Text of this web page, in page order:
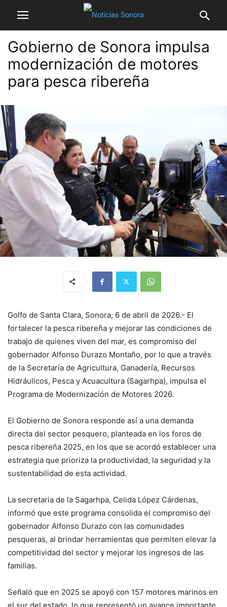
Gobierno de Sonora impulsa
modernización de motores
para pesca ribereña
Golfo de Santa Clara, Sonora; 6 de abril de 2026.- El
fortalecer la pesca ribereña y mejorar las condiciones de
trabajo de quienes viven del mar, es compromiso del
gobernador Alfonso Durazo Montaño, por lo que a través
de la Secretaría de Agricultura, Ganadería, Recursos
Hidráulicos, Pesca y Acuacultura (Sagarhpa), impulsa el
Programa de Modernización de Motores 2026.
El Gobierno de Sonora responde así a una demanda
directa del sector pesquero, planteada en los foros de
pesca ribereña 2025, en los que se acordó establecer una
estrategia que prioriza la productividad, la seguridad y la
sustentabilidad de esta actividad.
La secretaria de la Sagarhpa, Celida López Cárdenas,
informó que este programa consolida el compromiso del
gobernador Alfonso Durazo con las comunidades
pesqueras, al brindar herramientas que permiten elevar la
competitividad del sector y mejorar los ingresos de las
familias.
Señaló que en 2025 se apoyó con 157 motores marinos en
el sur del estado, lo que representó un avance importante